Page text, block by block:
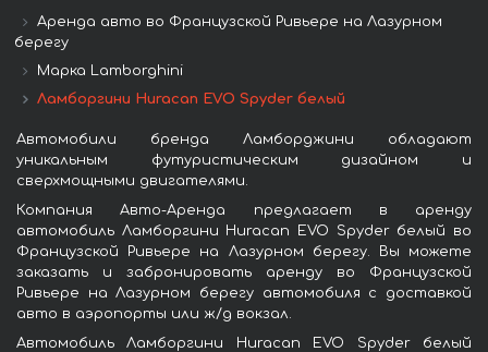
Аренда авто во Французской Ривьере на Лазурном
берегу
Марка Lamborghini
Ламборгини Huracan EVO Spyder белый
Автомобили бренда Ламборджини обладают
уникальным футуристическим дизайном и
сверхмощными двигателями.
Компания Авто-Аренда предлагает в аренду
автомобиль Ламборгини Huracan EVO Spyder белый во
Французской Ривьере на Лазурном берегу. Вы можете
заказать и забронировать аренду во Французской
Ривьере на Лазурном берегу автомобиля с доставкой
авто в аэропорты или ж/д вокзал.
Автомобиль Ламборгини Huracan EVO Spyder белый